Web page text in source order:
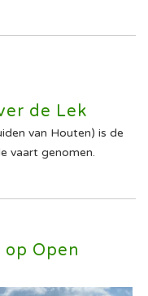
de Lek
van Houten) is de
vaart genomen.
op Open